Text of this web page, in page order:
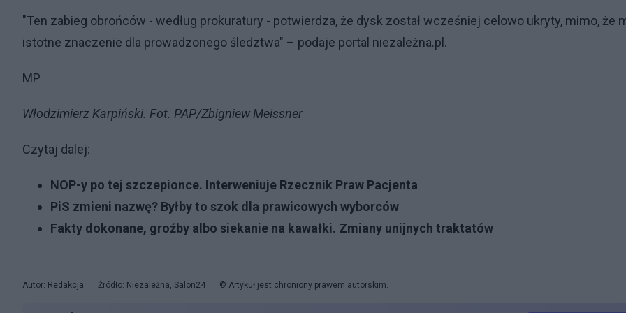
"Ten zabieg obrońców - według prokuratury - potwierdza, że dysk został wcześniej celowo ukryty, mimo, że
istotne znaczenie dla prowadzonego śledztwa" – podaje portal niezależna.pl.
MP
Włodzimierz Karpiński. Fot. PAP/Zbigniew Meissner
Czytaj dalej:
NOP-y po tej szczepionce. Interweniuje Rzecznik Praw Pacjenta
PiS zmieni nazwę? Byłby to szok dla prawicowych wyborców
Fakty dokonane, groźby albo siekanie na kawałki. Zmiany unijnych traktatów
Autor: Redakcja Źródło: Niezależna, Salon24 © Artykuł jest chroniony prawem autorskim.